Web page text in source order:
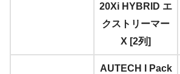
20Xi HYBRID エ
クストリーマー
X [2列]
AUTECH I Pack